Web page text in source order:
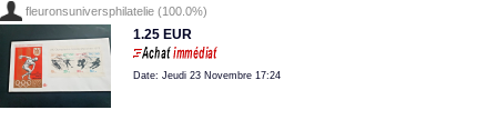
fleuronsuniversphilatelie (100.0%)
1.25 EUR
Date: Jeudi 23 Novembre 17:24